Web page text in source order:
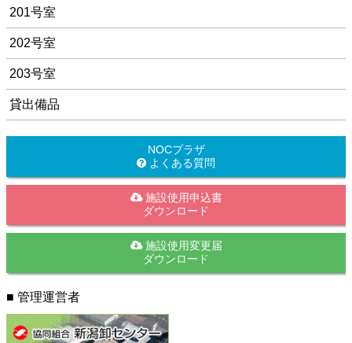
201号室
202号室
203号室
貸出備品
NOCプラザ
よくある質問
施設使用申込書
ダウンロード
施設使用変更届
ダウンロード
■ 管理運営者